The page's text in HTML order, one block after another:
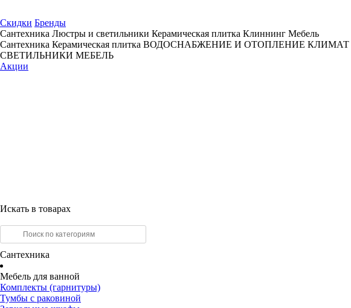
Скидки Бренды
Сантехника Люстры и светильники Керамическая плитка Клиннинг Мебель
Сантехника Керамическая плитка ВОДОСНАБЖЕНИЕ И ОТОПЛЕНИЕ КЛИМАТ
СВЕТИЛЬНИКИ МЕБЕЛЬ
Акции
Искать в товарах
Сантехника
Мебель для ванной
Комплекты (гарнитуры)
Тумбы с раковиной